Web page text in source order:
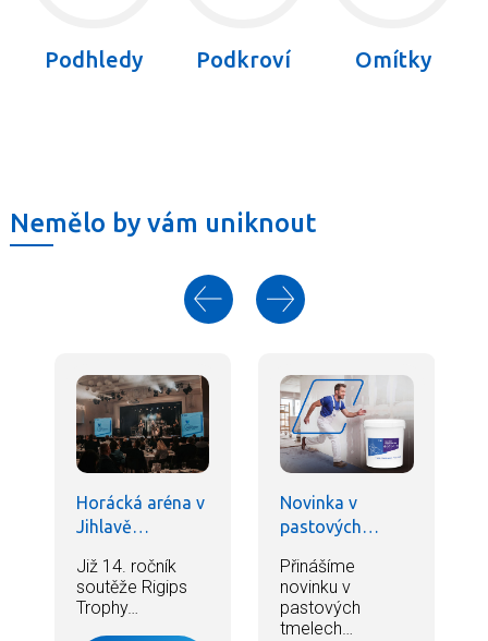
Podhledy Podkroví Omítky
Nemělo by vám uniknout
Horácká aréna v
Jihlavě…
Již 14. ročník
soutěže Rigips
Trophy…
Novinka v
pastových…
Přinášíme
novinku v
pastových
tmelech…